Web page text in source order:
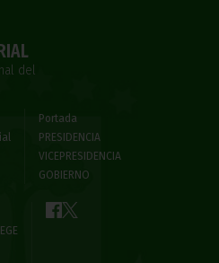
del
Portada
PRESIDENCIA
VICEPRESIDENCIA
GOBIERNO